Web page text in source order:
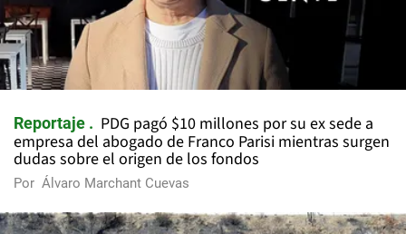
Reportaje
PDG pagó $10 millones por su ex sede a
empresa del abogado de Franco Parisi mientras surgen
dudas sobre el origen de los fondos
Por Álvaro Marchant Cuevas